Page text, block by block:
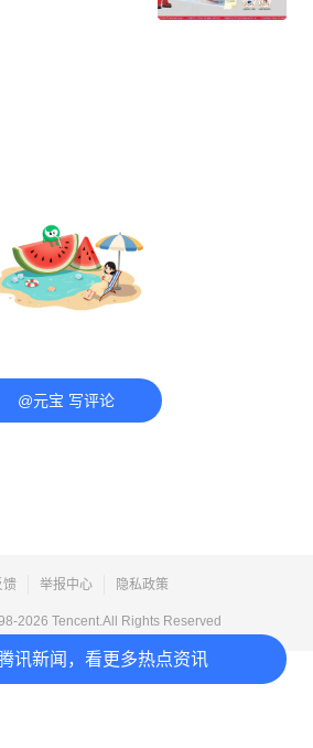
讯新闻，看更多热点资讯
@元宝 写评论
馈 举报中心 隐私政策
2026 Tencent.All Rights Reserved